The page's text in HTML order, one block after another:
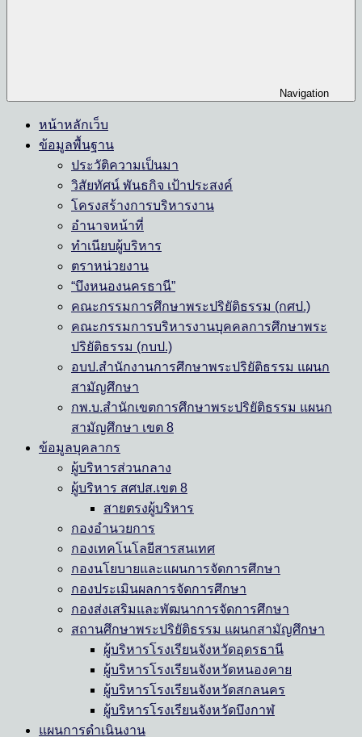
Navigation
หน้าหลักเว็บ
ข้อมูลพื้นฐาน
ประวัติความเป็นมา
วิสัยทัศน์ พันธกิจ เป้าประสงค์
โครงสร้างการบริหารงาน
อำนาจหน้าที่
ทำเนียบผู้บริหาร
ตราหน่วยงาน
“บึงหนองนครธานี”
คณะกรรมการศึกษาพระปริยัติธรรม (กศป.)
คณะกรรมการบริหารงานบุคคลการศึกษาพระ
ปริยัติธรรม (กบป.)
อบป.สำนักงานการศึกษาพระปริยัติธรรม แผนก
สามัญศึกษา
กพ.บ.สำนักเขตการศึกษาพระปริยัติธรรม แผนก
สามัญศึกษา เขต 8
ข้อมูลบุคลากร
ผู้บริหารส่วนกลาง
ผู้บริหาร สศปส.เขต 8
สายตรงผู้บริหาร
กองอำนวยการ
กองเทคโนโลยีสารสนเทศ
กองนโยบายและแผนการจัดการศึกษา
กองประเมินผลการจัดการศึกษา
กองส่งเสริมและพัฒนาการจัดการศึกษา
สถานศึกษาพระปริยัติธรรม แผนกสามัญศึกษา
ผู้บริหารโรงเรียนจังหวัดอุดรธานี
ผู้บริหารโรงเรียนจังหวัดหนองคาย
ผู้บริหารโรงเรียนจังหวัดสกลนคร
ผู้บริหารโรงเรียนจังหวัดบึงกาฬ
แผนการดำเนินงาน